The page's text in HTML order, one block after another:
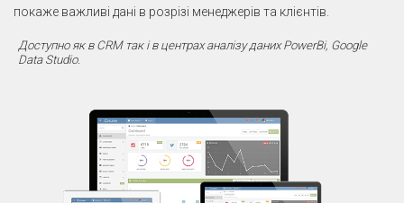
покаже важливі дані в розрізі менеджерів та клієнтів.
Доступно як в CRM так і в центрах аналізу даних PowerBi, Google
Data Studio.